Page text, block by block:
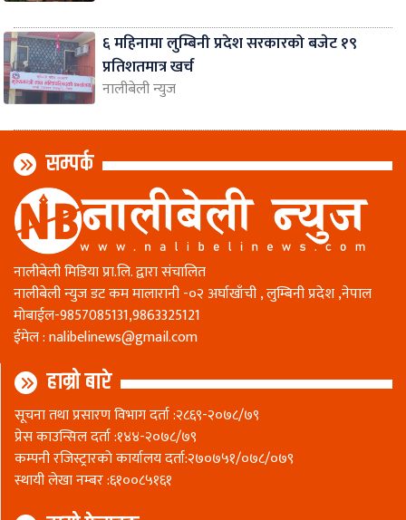
६ महिनामा लुम्बिनी प्रदेश सरकारको बजेट १९
प्रतिशतमात्र खर्च
नालीबेली न्युज
सम्पर्क
नालीबेली मिडिया प्रा.लि. द्वारा संचालित
नालीबेली न्युज डट कम मालारानी -०२ अर्घाखाँची , लुम्बिनी प्रदेश ,नेपाल
माेबाईल-9857085131,9863325121
ईमेल :nalibelinews@gmail.com
हाम्रो बारे
सूचना तथा प्रसारण विभाग दर्ता :२८६९-२०७८/७९
प्रेस काउन्सिल दर्ता :१४४-२०७८/७९
कम्पनी रजिस्ट्रारकाे कार्यालय दर्ता:२७०७५१/०७८/०७९
स्थायी लेखा नम्बर :६१००८५१६१